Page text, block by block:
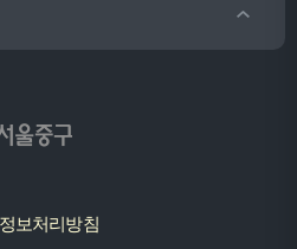
보처리방침